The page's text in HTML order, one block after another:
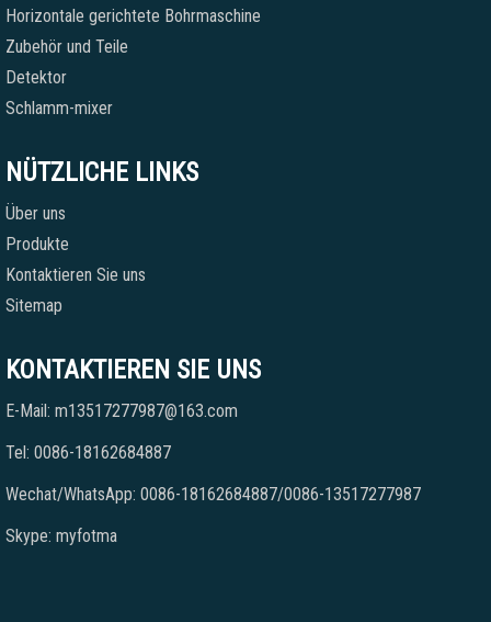
Horizontale gerichtete Bohrmaschine
Zubehör und Teile
Detektor
Schlamm-mixer
NÜTZLICHE LINKS
Über uns
Produkte
Kontaktieren Sie uns
Sitemap
KONTAKTIEREN SIE UNS
E-Mail: m13517277987@163.com
Tel: 0086-18162684887
Wechat/WhatsApp: 0086-18162684887/0086-13517277987
Skype: myfotma